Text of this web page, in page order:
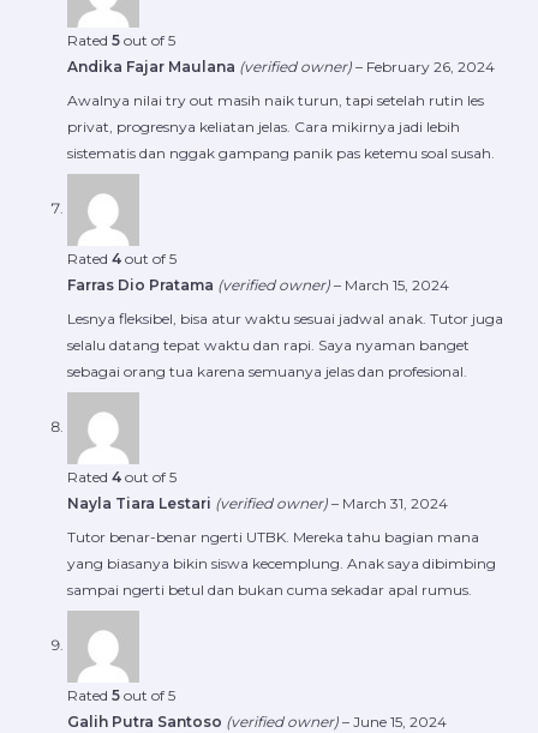
Rated 5 out of 5
Andika Fajar Maulana (verified owner) – February 26, 2024
Awalnya nilai try out masih naik turun, tapi setelah rutin les
privat, progresnya keliatan jelas. Cara mikirnya jadi lebih
sistematis dan nggak gampang panik pas ketemu soal susah.
Rated 4 out of 5
Farras Dio Pratama (verified owner) – March 15, 2024
Lesnya fleksibel, bisa atur waktu sesuai jadwal anak. Tutor juga
selalu datang tepat waktu dan rapi. Saya nyaman banget
sebagai orang tua karena semuanya jelas dan profesional.
Rated 4 out of 5
Nayla Tiara Lestari (verified owner) – March 31, 2024
Tutor benar-benar ngerti UTBK. Mereka tahu bagian mana
yang biasanya bikin siswa kecemplung. Anak saya dibimbing
sampai ngerti betul dan bukan cuma sekadar apal rumus.
Rated 5 out of 5
Galih Putra Santoso (verified owner) – June 15, 2024